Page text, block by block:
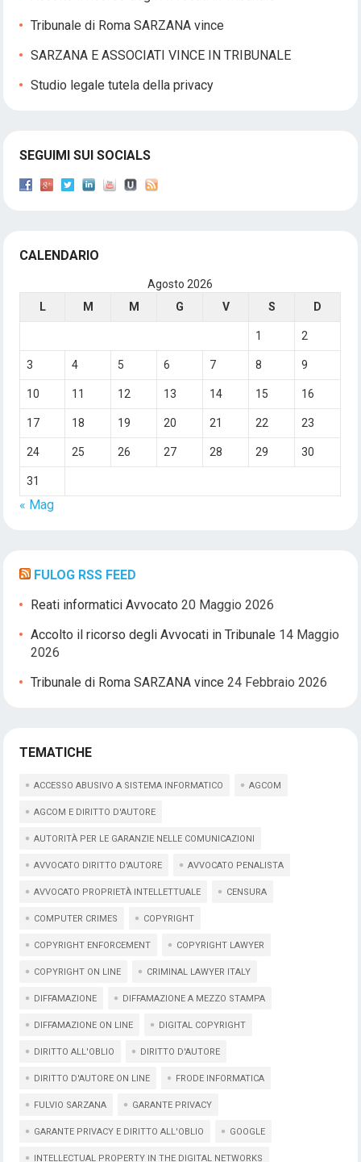
Tribunale di Roma SARZANA vince
SARZANA E ASSOCIATI VINCE IN TRIBUNALE
Studio legale tutela della privacy
SEGUIMI SUI SOCIALS
CALENDARIO
Agosto 2026
L
M M G V S D
1 2
3 4 5 6 7 8 9
10 11 12 13 14 15 16
17 18 19 20 21 22 23
24 25 26 27 28 29 30
31
« Mag
FULOG RSS FEED
Reati informatici Avvocato 20 Maggio 2026
Accolto il ricorso degli Avvocati in Tribunale 14 Maggio
2026
Tribunale di Roma SARZANA vince 24 Febbraio 2026
TEMATICHE
ACCESSO ABUSIVO A SISTEMA INFORMATICO AGCOM
AGCOM E DIRITTO D'AUTORE
AUTORITÀ PER LE GARANZIE NELLE COMUNICAZIONI
AVVOCATO DIRITTO D'AUTORE AVVOCATO PENALISTA
AVVOCATO PROPRIETÀ INTELLETTUALE CENSURA
COMPUTER CRIMES COPYRIGHT
COPYRIGHT ENFORCEMENT COPYRIGHT LAWYER
COPYRIGHT ON LINE CRIMINAL LAWYER ITALY
DIFFAMAZIONE DIFFAMAZIONE A MEZZO STAMPA
DIFFAMAZIONE ON LINE DIGITAL COPYRIGHT
DIRITTO ALL'OBLIO DIRITTO D'AUTORE
DIRITTO D'AUTORE ON LINE FRODE INFORMATICA
FULVIO SARZANA GARANTE PRIVACY
GARANTE PRIVACY E DIRITTO ALL'OBLIO GOOGLE
INTELLECTUAL PROPERTY IN THE DIGITAL NETWORKS